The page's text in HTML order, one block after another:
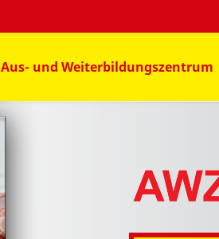
Aus- und Weiterbildungszentrum